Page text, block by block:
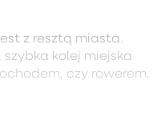
z resztą miasta.
kolej miejska
czy rowerem.